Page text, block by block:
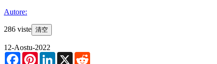
Autore:
286 viste 清空
12-Aostu-2022
FacebookPinterestLinkedIn
X